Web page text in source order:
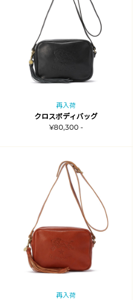
再入荷
クロスボディバッグ
¥80,300 -
再入荷